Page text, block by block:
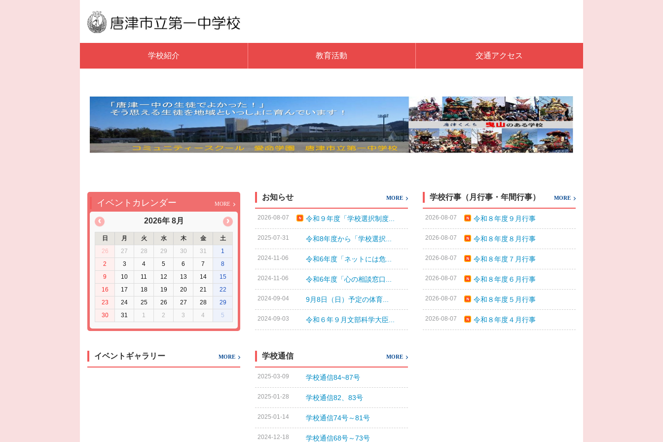
学校紹介 教育活動 交通アクセス
イベントカレンダー MORE
2026年 8月
日 月 火 水 木 金
土
26
27 28 29 30 31
1
2
3 4 5 6 7
8
9
10 11 12 13 14
15
16
17 18 19 20 21
22
23
24 25 26 27 28
29
30
31 1 2 3 4 5
イベントギャラリー MORE
お知らせ MORE
2026-08-07 令和９年度「学校選択制度...
2025-07-31 令和8年度から「学校選択...
2024-11-06 令和6年度「ネットには危...
2024-11-06 令和6年度「心の相談窓口...
2024-09-04 9月8日（日）予定の体育...
2024-09-03 令和６年９月文部科学大臣...
学校通信 MORE
2025-03-09 学校通信84~87号
2025-01-28 学校通信82、83号
2025-01-14 学校通信74号～81号
2024-12-18 学校通信68号～73号
学校行事（月行事・年間行事） MORE
2026-08-07 令和８年度９月行事
2026-08-07 令和８年度８月行事
2026-08-07 令和８年度７月行事
2026-08-07 令和８年度６月行事
2026-08-07 令和８年度５月行事
2026-08-07 令和８年度４月行事